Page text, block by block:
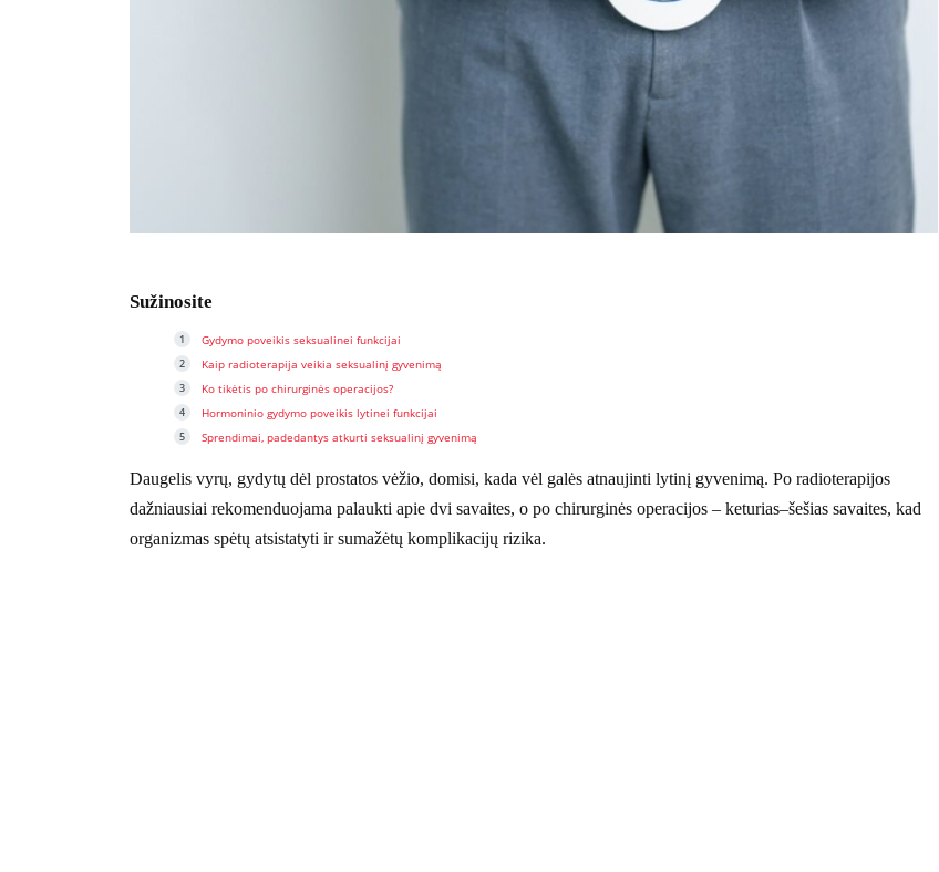
Sužinosite
Gydymo poveikis seksualinei funkcijai
Kaip radioterapija veikia seksualinį gyvenimą
Ko tikėtis po chirurginės operacijos?
Hormoninio gydymo poveikis lytinei funkcijai
Sprendimai, padedantys atkurti seksualinį gyvenimą
Daugelis vyrų, gydytų dėl prostatos vėžio, domisi, kada vėl galės atnaujinti lytinį gyvenimą. Po radioterapijos
dažniausiai rekomenduojama palaukti apie dvi savaites, o po chirurginės operacijos – keturias–šešias savaites, kad
organizmas spėtų atsistatyti ir sumažėtų komplikacijų rizika.